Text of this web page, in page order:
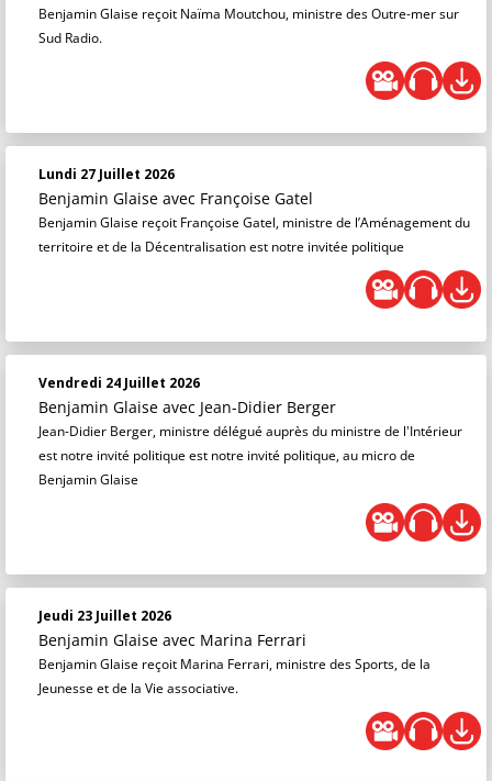
Benjamin Glaise reçoit Naïma Moutchou, ministre des Outre-mer sur
Sud Radio.
Lundi 27 Juillet 2026
Benjamin Glaise avec Françoise Gatel
Benjamin Glaise reçoit Françoise Gatel, ministre de l’Aménagement du
territoire et de la Décentralisation est notre invitée politique
Vendredi 24 Juillet 2026
Benjamin Glaise avec Jean-Didier Berger
Jean-Didier Berger, ministre délégué auprès du ministre de l'Intérieur
est notre invité politique est notre invité politique, au micro de
Benjamin Glaise
Jeudi 23 Juillet 2026
Benjamin Glaise avec Marina Ferrari
Benjamin Glaise reçoit Marina Ferrari, ministre des Sports, de la
Jeunesse et de la Vie associative.